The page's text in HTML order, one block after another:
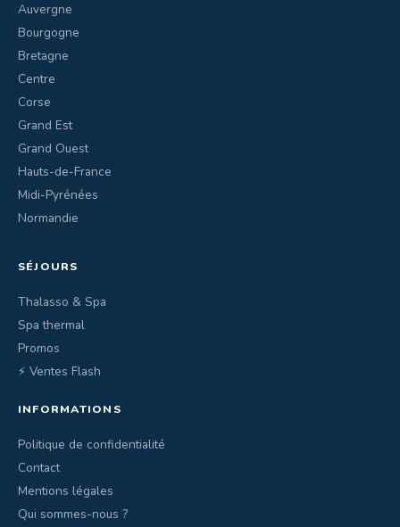
Auvergne
Bourgogne
Bretagne
Centre
Corse
Grand Est
Grand Ouest
Hauts-de-France
Midi-Pyrénées
Normandie
SÉJOURS
Thalasso & Spa
Spa thermal
Promos
⚡ Ventes Flash
INFORMATIONS
Politique de confidentialité
Contact
Mentions légales
Qui sommes-nous ?